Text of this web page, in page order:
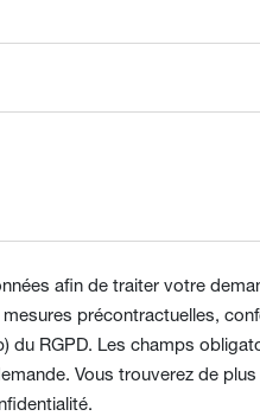
afin de traiter votre
précontractuelles,
du RGPD. Les champs
Vous trouverez de